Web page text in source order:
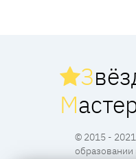
З
М
© 2015 -
образовании